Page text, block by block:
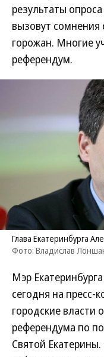
результаты
вызовут
горожан. Многие
референдум.
Глава Екатеринбурга
Фото: Владислав
Мэр
сегодня на пресс-
городские власти
референдума по
Святой